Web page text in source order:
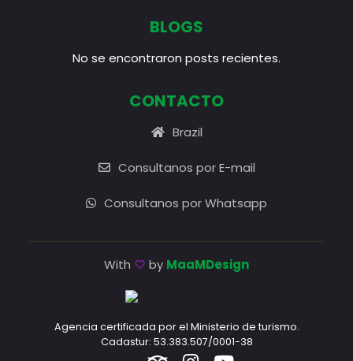
BLOGS
No se encontraron posts recientes.
CONTACTO
Brazil
Consultanos por E-mail
Consultanos por Whatsapp
With by MaaMDesign
Agencia certificada por el Ministerio de turismo.
Cadastur: 53.383.507/0001-38